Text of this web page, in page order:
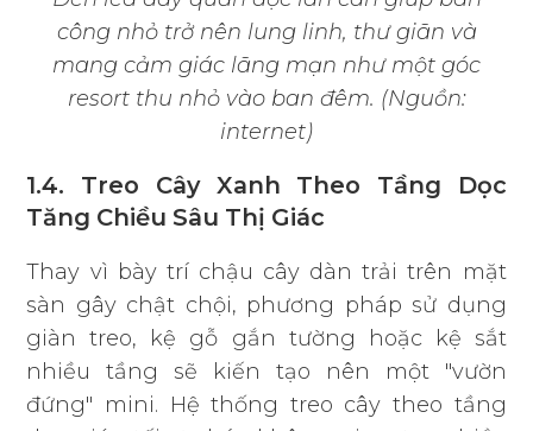
công nhỏ trở nên lung linh, thư giãn và
mang cảm giác lãng mạn như một góc
resort thu nhỏ vào ban đêm. (Nguồn:
internet)
1.4. Treo Cây Xanh Theo Tầng Dọc
Tăng Chiều Sâu Thị Giác
Thay vì bày trí chậu cây dàn trải trên mặt
sàn gây chật chội, phương pháp sử dụng
giàn treo, kệ gỗ gắn tường hoặc kệ sắt
nhiều tầng sẽ kiến tạo nên một "vườn
đứng" mini. Hệ thống treo cây theo tầng